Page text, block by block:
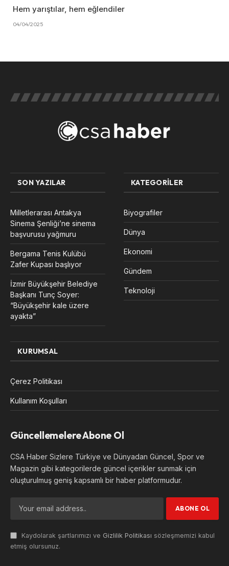
Hem yarıştılar, hem eğlendiler
04/04/2025
SON YAZILAR
Milletlerarası Antakya
Sinema Şenliği’ne sinema
başvurusu yağmuru
Bergama Tenis Kulübü
Zafer Kupası başlıyor
İzmir Büyükşehir Belediye
Başkanı Tunç Soyer:
“Büyükşehir kale üzere
ayakta”
KATEGORILER
Biyografiler
Dünya
Ekonomi
Gündem
Teknoloji
KURUMSAL
Çerez Politikası
Kullanım Koşulları
Güncellemelere Abone Ol
CSA Haber Sizlere Türkiye ve Dünyadan Güncel, Spor ve
Magazin gibi kategorilerde güncel içerikler sunmak için
oluşturulmuş geniş kapsamlı bir haber platformudur.
Kaydolarak şartlarımızı ve Gizlilik Politikası sözleşmemizi kabul
etmiş olursunuz.